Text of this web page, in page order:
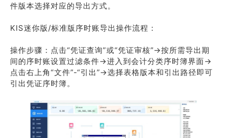
件版本选择对应的导出方式。
KIS迷你版/标准版序时账导出操作流程：
操作步骤：点击“凭证查询”或“凭证审核”→按所需导出期
间的序时账设置过滤条件→进入到会计分类序时簿界面→
点击右上角“文件”-“引出”→选择表格版本和引出路径即可
引出凭证序时簿。